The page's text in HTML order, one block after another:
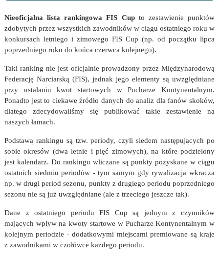
Nieoficjalna lista rankingowa FIS Cupto zestawienie punktów
zdobytych przez wszystkich zawodników w ciągu ostatniego roku w
konkursach letniego i zimowego FIS Cup (np. od początku lipca
poprzedniego roku do końca czerwca kolejnego).
Taki ranking nie jest oficjalnie prowadzony przez Międzynarodową
Federację Narciarską (FIS), jednak jego elementy są uwzględniane
przy ustalaniu kwot startowych w Pucharze Kontynentalnym.
Ponadto jest to ciekawe źródło danych do analiz dla fanów skoków,
dlatego zdecydowaliśmy się publikować takie zestawienie na
naszych łamach.
Podstawą rankingu są tzw. periody, czyli siedem następujących po
sobie okresów (dwa letnie i pięć zimowych), na które podzielony
jest kalendarz. Do rankingu wliczane są punkty pozyskane w ciągu
ostatnich siedmiu periodów - tym samym gdy rywalizacja wkracza
np. w drugi period sezonu, punkty z drugiego periodu poprzedniego
sezonu nie są już uwzględniane (ale z trzeciego jeszcze tak).
Dane z ostatniego periodu FIS Cup są jednym z czynników
mających wpływ na kwoty startowe w Pucharze Kontynentalnym w
kolejnym periodzie - dodatkowymi miejscami premiowane są kraje
z zawodnikami w czołówce każdego periodu.